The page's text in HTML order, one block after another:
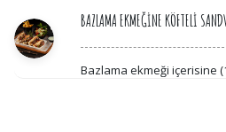
BAZLAMA EKMEĞİNE KÖFTELİ
Bazlama ekmeği içerisine